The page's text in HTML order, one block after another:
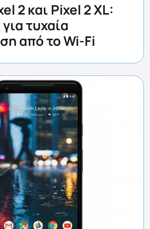
2 και Pixel 2 XL:
τυχαία
από το Wi-Fi